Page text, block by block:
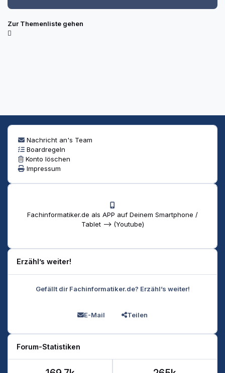
Zur Themenliste gehen
Nachricht an's Team
Boardregeln
Konto löschen
Impressum
Fachinformatiker.de als APP auf Deinem Smartphone /
Tablet --> (Youtube)
Erzähl’s weiter!
Gefällt dir Fachinformatiker.de? Erzähl’s weiter!
E-Mail Teilen
Forum-Statistiken